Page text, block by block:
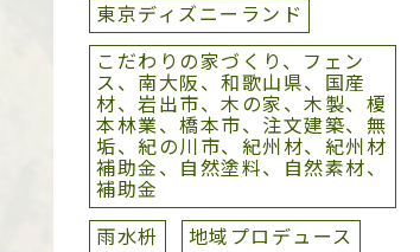
東京ディズニーランド
こだわりの家づくり、フェン
ス、南大阪、和歌山県、国産
材、岩出市、木の家、木製、榎
本林業、橋本市、注文建築、無
垢、紀の川市、紀州材、紀州材
補助金、自然塗料、自然素材、
補助金
雨水枡
地域プロデュース